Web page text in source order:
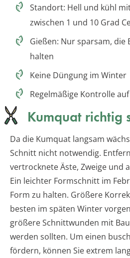
Standort: Hell und kühl
zwischen 1 und 10 Grad
Gießen: Nur sparsam, die
halten
Keine Düngung im Winter
Regelmäßige Kontrolle
Kumquat richtig
Da die Kumquat langsam
Schnitt nicht notwendig.
vertrocknete Äste, Zweige und
Ein leichter Formschnitt im
Form zu halten. Größere
besten im späten Winter
größere Schnittwunden mit
werden sollten. Um einen
fördern, können Sie extrem